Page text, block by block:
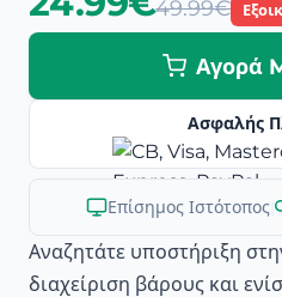
49.99€
Αγορά
Ασφαλής
Επίσημος Ιστότοπος|
Αναζητάτε υποστήριξη
διαχείριση βάρους και